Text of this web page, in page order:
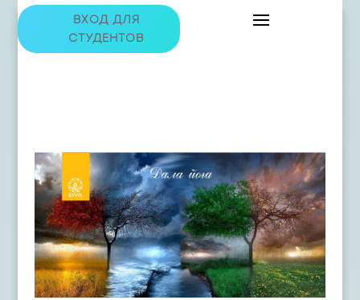
ВХОД ДЛЯ
СТУДЕНТОВ